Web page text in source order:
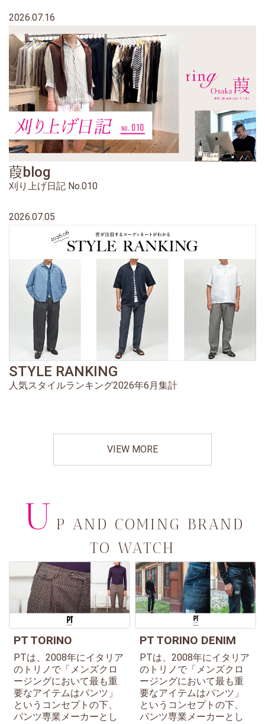
2026.07.16
葭blog
刈り上げ日記 No.010
2026.07.05
STYLE RANKING
人気スタイルランキング2026年6月集計
VIEW MORE
U P AND COMING BRAND
TO WATCH
PT TORINO
PTは、2008年にイタリア
のトリノで「メンズクロ
ージングにおいて最も重
要なアイテムはパンツ」
というコンセプトの下、
パンツ専業メーカーとし
PT TORINO DENIM
PTは、2008年にイタリア
のトリノで「メンズクロ
ージングにおいて最も重
要なアイテムはパンツ」
というコンセプトの下、
パンツ専業メーカーとし